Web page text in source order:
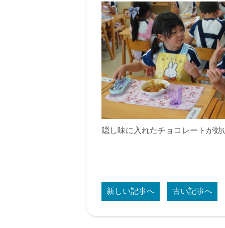
隠し味に入れたチョコレートが
新しい記事へ 古い記事へ